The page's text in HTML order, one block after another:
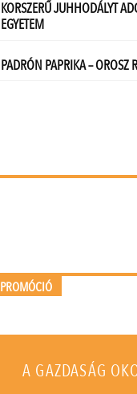
PROMÓCIÓ
A GAZDASÁG